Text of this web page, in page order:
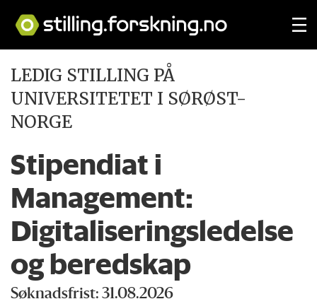
LEDIG STILLING PÅ
UNIVERSITETET I SØRØST-
NORGE
Stipendiat i
Management:
Digitaliseringsledelse
og beredskap
Søknadsfrist: 31.08.2026